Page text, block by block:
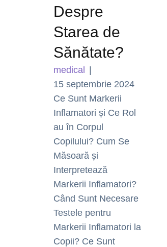
Despre
Starea de
Sănătate?
medical |
15 septembrie 2024
Ce Sunt Markerii
Inflamatori și Ce Rol
au în Corpul
Copilului? Cum Se
Măsoară și
Interpretează
Markerii Inflamatori?
Când Sunt Necesare
Testele pentru
Markerii Inflamatori la
Copii? Ce Sunt